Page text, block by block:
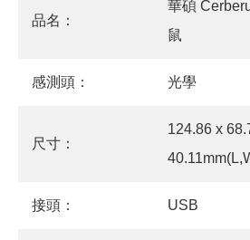
品名：
華碩
鼠
感測頭： 光學
尺寸：
124.86 x
接頭： USB